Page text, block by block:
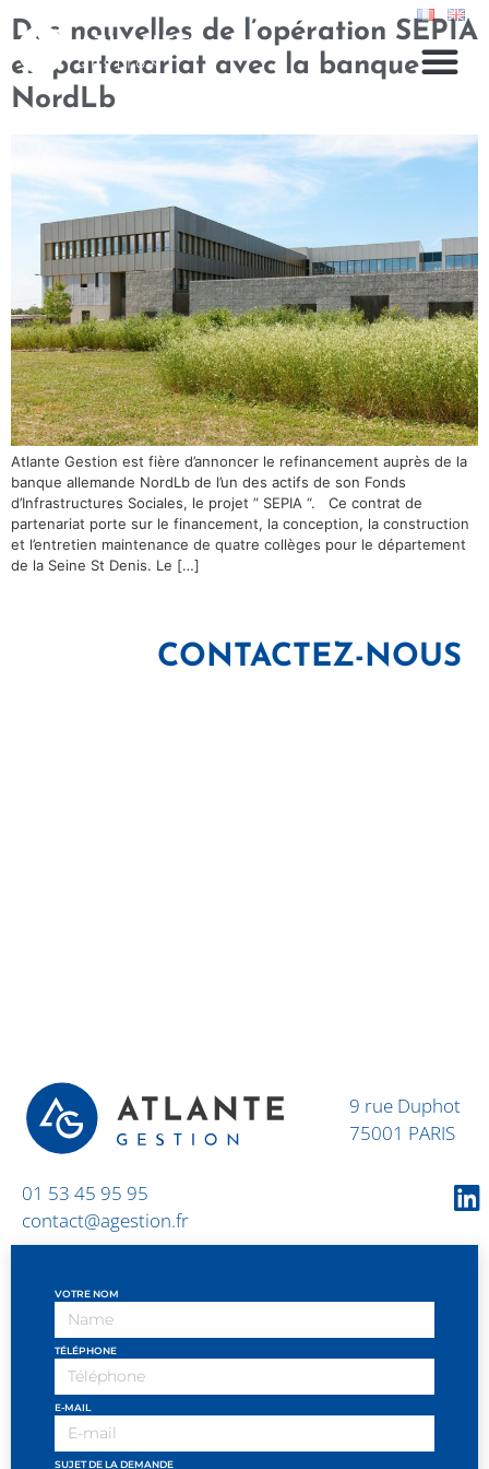
Des nouvelles de l’opération SEPIA
en partenariat avec la banque
NordLb
Atlante Gestion est fière d’annoncer le refinancement auprès de la
banque allemande NordLb de l’un des actifs de son Fonds
d’Infrastructures Sociales, le projet ” SEPIA “. Ce contrat de
partenariat porte sur le financement, la conception, la construction
et l’entretien maintenance de quatre collèges pour le département
de la Seine St Denis. Le […]
CONTACTEZ-NOUS
9 rue Duphot
75001 PARIS
01 53 45 95 95
contact@agestion.fr
VOTRE NOM
TÉLÉPHONE
E-MAIL
SUJET DE LA DEMANDE